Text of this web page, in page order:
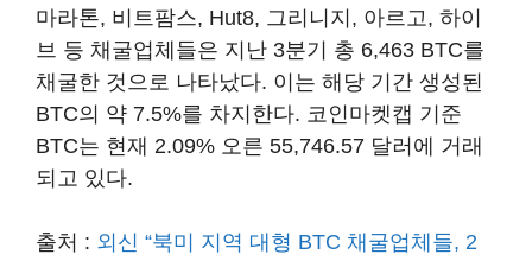
마라톤, 비트팜스, Hut8, 그리니지, 아르고, 하이
브 등 채굴업체들은 지난 3분기 총 6,463 BTC를
채굴한 것으로 나타났다. 이는 해당 기간 생성된
BTC의 약 7.5%를 차지한다. 코인마켓캡 기준
BTC는 현재 2.09% 오른 55,746.57 달러에 거래
되고 있다.
출처 : 외신 “북미 지역 대형 BTC 채굴업체들, 2